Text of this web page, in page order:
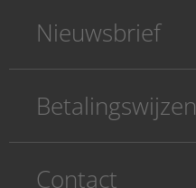
Nieuwsbrief
Betalingswijzen
Contact